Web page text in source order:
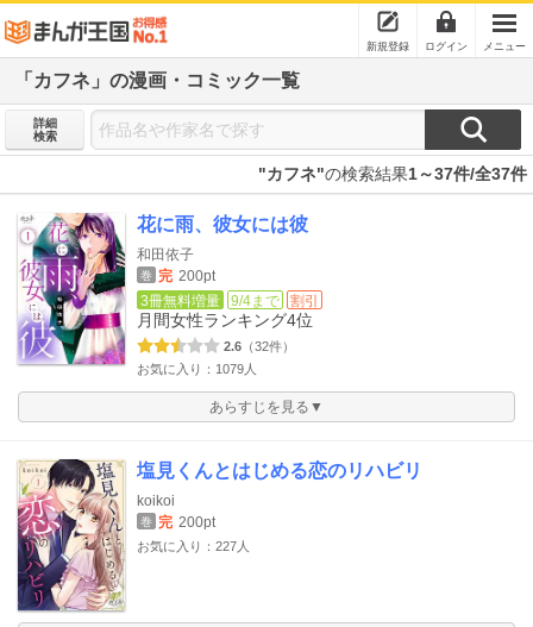
新規登録 ログイン メニュー
「カフネ」の漫画・コミック一覧
詳細
検索
"カフネ"の検索結果1～37件/全37件
花に雨、彼女には彼
和田依子
巻 完 200pt
3冊無料増量
9/4まで 割引
月間女性ランキング4位
2.6 （32件）
お気に入り：1079人
あらすじを見る▼
塩見くんとはじめる恋のリハビリ
koikoi
巻 完 200pt
お気に入り：227人